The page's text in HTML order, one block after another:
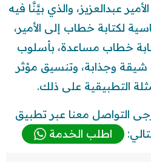
عبدالعزيز، والذي بيَّنَّا فيه
لكتابة خطاب إلى الأمير،
خطاب مساعدة، بأسلوب
شيقة وجذابة، وتنسيق مؤثر
التطبيقية على ذلك.
التواصل معنا عبر تطبيق
اطلب الخدمة